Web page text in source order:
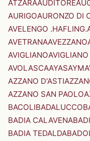
ATZARAAUDITORE
AURIGOAURONZO DI
AVELENGO .HAFLING.
AVETRANAAVEZZANO
AVIGLIANO
AVOLASCAAYAS
AZZANO D'ASTI
AZZANO SAN PAOLO
BACOLIBADALUCCO
BADIA CALAVENA
BADIA TEDALDA